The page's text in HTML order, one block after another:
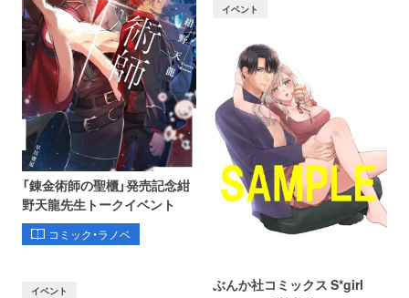
「錬金術師の聖櫃」発売記念紺
野天龍先生トークイベント
コミック・ラノベ
イベント
ぶんか社コミックス S*girl
イベント